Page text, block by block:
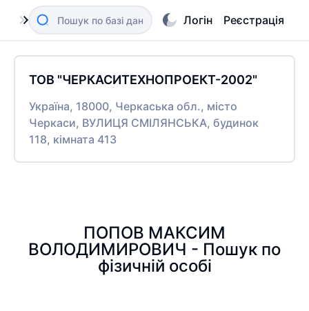
Логін Реєстрація
ТОВ "ЧЕРКАСИТЕХНОПРОЕКТ-2002"
Україна, 18000, Черкаська обл., місто
Черкаси, ВУЛИЦЯ СМІЛЯНСЬКА, будинок
118, кімната 413
ПОПОВ МАКСИМ
ВОЛОДИМИРОВИЧ - Пошук по
фізичній особі